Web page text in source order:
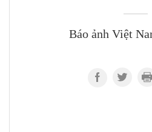
Báo ảnh Việt